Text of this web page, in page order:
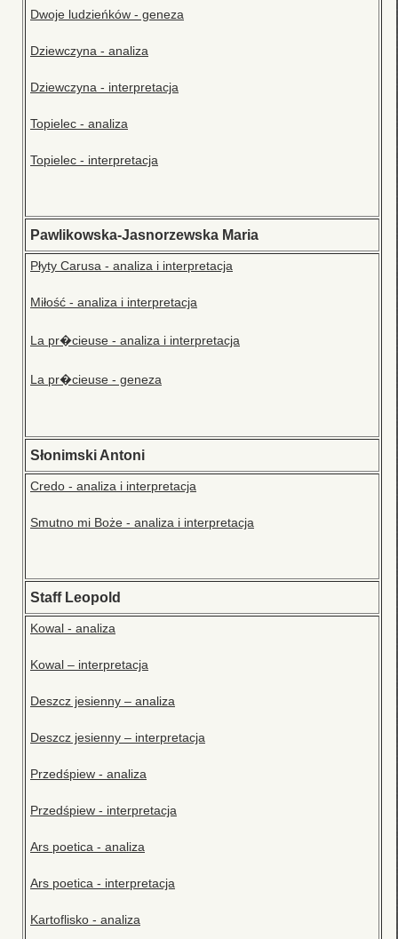
Dwoje ludzieńków - geneza
Dziewczyna - analiza
Dziewczyna - interpretacja
Topielec - analiza
Topielec - interpretacja
Pawlikowska-Jasnorzewska Maria
Płyty Carusa - analiza i interpretacja
Miłość - analiza i interpretacja
La pr�cieuse - analiza i interpretacja
La pr�cieuse - geneza
Słonimski Antoni
Credo - analiza i interpretacja
Smutno mi Boże - analiza i interpretacja
Staff Leopold
Kowal - analiza
Kowal – interpretacja
Deszcz jesienny – analiza
Deszcz jesienny – interpretacja
Przedśpiew - analiza
Przedśpiew - interpretacja
Ars poetica - analiza
Ars poetica - interpretacja
Kartoflisko - analiza